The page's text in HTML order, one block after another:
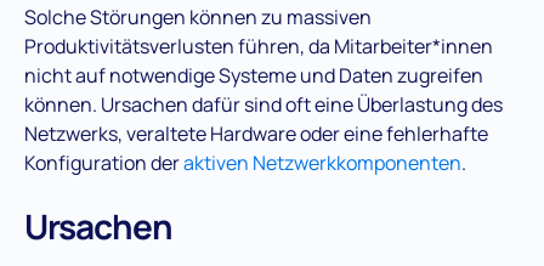
Solche Störungen können zu massiven
Produktivitätsverlusten führen, da Mitarbeiter*innen
nicht auf notwendige Systeme und Daten zugreifen
können. Ursachen dafür sind oft eine Überlastung des
Netzwerks, veraltete Hardware oder eine fehlerhafte
Konfiguration deraktiven Netzwerkkomponenten.​
Ursachen